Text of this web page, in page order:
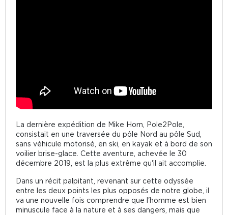
La dernière expédition de Mike Horn, Pole2Pole,
consistait en une traversée du pôle Nord au pôle Sud,
sans véhicule motorisé, en ski, en kayak et à bord de son
voilier brise-glace. Cette aventure, achevée le 30
décembre 2019, est la plus extrême qu'il ait accomplie.
Dans un récit palpitant, revenant sur cette odyssée
entre les deux points les plus opposés de notre globe, il
va une nouvelle fois comprendre que l'homme est bien
minuscule face à la nature et à ses dangers, mais que